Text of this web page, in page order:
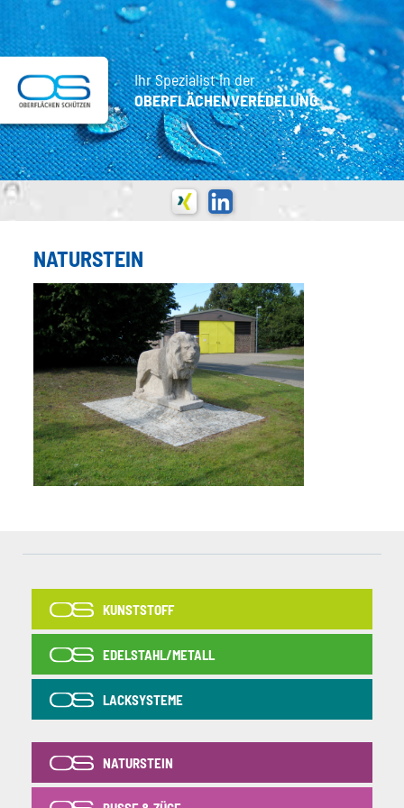
Ihr Spezialist in der
OBERFLÄCHENVEREDELUNG
NATURSTEIN
KUNSTSTOFF
EDELSTAHL/METALL
LACKSYSTEME
NATURSTEIN